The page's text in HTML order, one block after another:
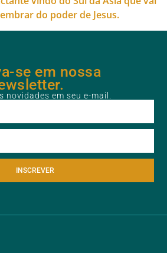
do poder de Jesus.
se em nossa
novidades em seu e-mail.
INSCREVER